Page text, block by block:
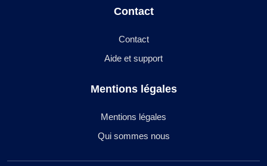
Contact
Contact
Aide et support
Mentions légales
Mentions légales
Qui sommes nous